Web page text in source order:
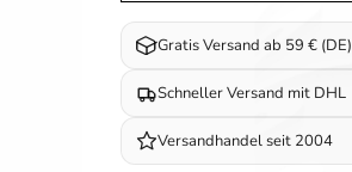
Gratis Versand ab 59 € (DE)
Schneller Versand mit DHL
Versandhandel seit 2004